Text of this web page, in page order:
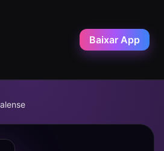
Baixar App